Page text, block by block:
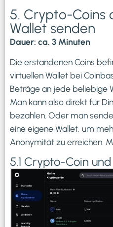
5. Crypto-Coins
Wallet senden
Dauer: ca. 3 Minuten
Die erstandenen Coins
virtuellen Wallet bei
Beträge an jede beliebige
Man kann also direkt für
bezahlen. Oder man
eine eigene Wallet, um
Anonymität zu erreichen.
5.1 Crypto-Coin